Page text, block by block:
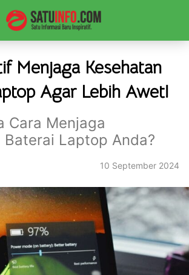
Menjaga Kesehatan
Agar Lebih Awet!
Cara Menjaga
Baterai Laptop Anda?
10 September 2024